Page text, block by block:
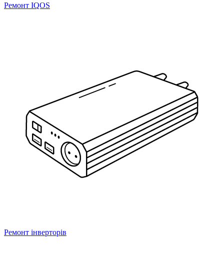
Ремонт IQOS
Ремонт інверторів